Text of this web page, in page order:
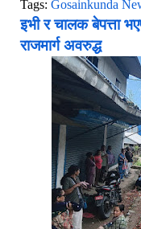
Tags: Gosainkunda
इभी र चालक बेपत्ता
राजमार्ग अवरुद्ध